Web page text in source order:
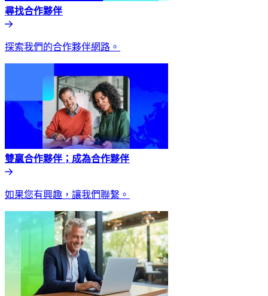
尋找合作夥伴​​
探索我們的合作夥伴網路。​​
雙贏合作夥伴；成為合作夥伴​​
如果您有興趣，讓我們聯繫。​​